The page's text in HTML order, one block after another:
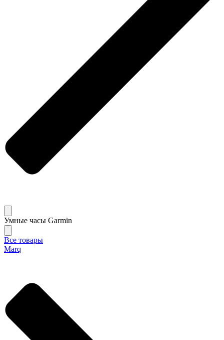
Умные часы Garmin
Все товары
Marq